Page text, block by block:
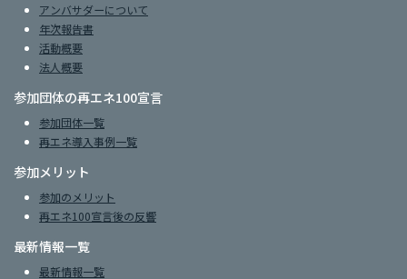
アンバサダーについて
年次報告書
活動概要
法人概要
参加団体の再エネ100宣言
参加団体一覧
再エネ導入事例一覧
参加メリット
参加のメリット
再エネ100宣言後の反響
最新情報一覧
最新情報一覧